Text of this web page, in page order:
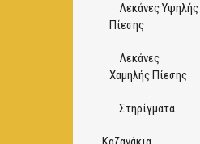
Λεκάνες Υψηλής
Πίεσης
Λεκάνες
Χαμηλής Πίεσης
Στηρίγματα